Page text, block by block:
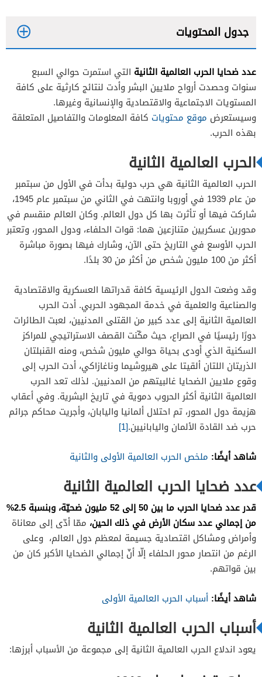
جدول المحتويات
معاهدة فرساي عام 1919
تفكك الإمبراطورية الهنغارية النمساوية إلى دول
ضعيفة
مطالبة الولايات المتحدة الأمريكية للدول الأوروبية
بسداد ديونها
خيبة أمل إيطاليا من دول التفاهم
مشاريع هتلر التوسعية
المرحلة الأولى من الحرب العالمية الثانية
المرحلة الثانية من الحرب العالمية الثانية
عدد ضحايا الحرب العالمية الثانية التي استمرت حوالي السبع
سنوات وحصدت أرواح ملايين البشر وأدت لنتائج كارثية على كافة
المستويات الاجتماعية والاقتصادية والإنسانية وغيرها.
وسيستعرض موقع محتويات كافة المعلومات والتفاصيل المتعلقة
بهذه الحرب.
الحرب العالمية الثانية
الحرب العالمية الثانية هي حرب دولية بدأت في الأول من سبتمبر
من عام 1939 في أوروبا وانتهت في الثاني من سبتمبر عام 1945،
شاركت فيها أو تأثرت بها كل دول العالم. وكان العالم منقسم في
محورين عسكريين متنازعين هما: قوات الحلفاء، ودول المحور، وتعتبر
الحرب الأوسع في التاريخ حتى الآن، وشارك فيها بصورة مباشرة
أكثر من 100 مليون شخص من أكثر من 30 بلدًا.
وقد وضعت الدول الرئيسية كافة قدراتها العسكرية والاقتصادية
والصناعية والعلمية في خدمة المجهود الحربي. أدت الحرب
العالمية الثانية إلى عدد كبير من القتلى المدنيين، لعبت الطائرات
دورًا رئيسيًا في الصراع، حيث مكّنت القصف الاستراتيجي للمراكز
السكنية الذي أودى بحياة حوالي مليون شخص، ومنه القنبلتان
الذريتان اللتان ألقيتا على هيروشيما وناغازاكي، أدت الحرب إلى
وقوع ملايين الضحايا غالبيتهم من المدنيين. لذلك تعد الحرب
العالمية الثانية أكثر الحروب دموية في تاريخ البشرية. وفي أعقاب
هزيمة دول المحور، تم احتلال ألمانيا واليابان، وأجريت محاكم جرائم
حرب ضد القادة الألمان واليابانيين.[1]
شاهد أيضًا: ملخص الحرب العالمية الأولى والثانية
عدد ضحايا الحرب العالمية الثانية
قدر عدد ضحايا الحرب ما بين 50 إلى 52 مليون ضحيّة، وبنسبة 2.5%
من إجمالي عدد سكان الأرض في ذلك الحين، ممّا أدّى إلى معاناة
وأمراض ومشاكل اقتصادية جسيمة لمعظم دول العالم، وعلى
الرغم من انتصار محور الحلفاء إلّا أنّ إجمالي الضحايا الأكبر كان من
بين قواتهم.
شاهد أيضًا: أسباب الحرب العالمية الأولى
أسباب الحرب العالمية الثانية
يعود اندلاع الحرب العالمية الثانية إلى مجموعة من الأسباب أبرزها: